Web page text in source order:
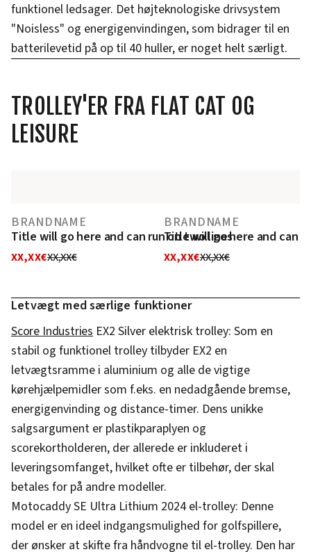
funktionel ledsager. Det højteknologiske drivsystem
"Noisless" og energigenvindingen, som bidrager til en
batterilevetid på op til 40 huller, er noget helt særligt.
TROLLEY'ER FRA FLAT CAT OG
LEISURE
BRANDNAME
Title will go here and can run on two lines
XX,XX€XX,XX€
BRANDNAME
Title will go here and can
XX,XX€XX,XX€
Letvægt med særlige funktioner
Score IndustriesEX2 Silver elektrisk trolley: Som en
stabil og funktionel trolley tilbyder EX2 en
letvægtsramme i aluminium og alle de vigtige
kørehjælpemidler som f.eks. en nedadgående bremse,
energigenvinding og distance-timer. Dens unikke
salgsargument er plastikparaplyen og
scorekortholderen, der allerede er inkluderet i
leveringsomfanget, hvilket ofte er tilbehør, der skal
betales for på andre modeller.
Motocaddy SE Ultra Lithium 2024 el-trolley: Denne
model er en ideel indgangsmulighed for golfspillere,
der ønsker at skifte fra håndvogne til el-trolley. Den har